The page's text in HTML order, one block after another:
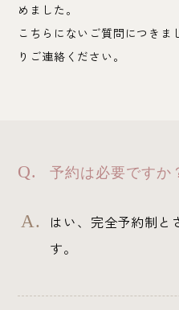
めました。
こちらにないご質問につきま
りご連絡ください。
予約は必要ですか
はい、完全予約制と
す。